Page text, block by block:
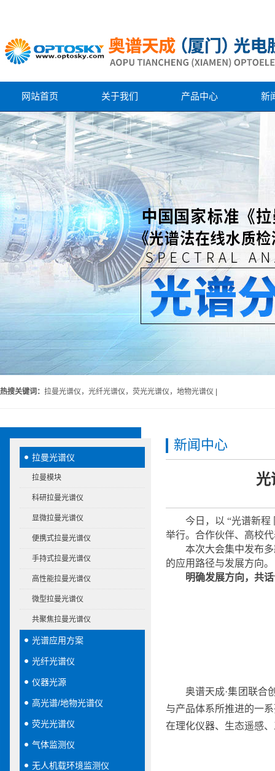
网站首页 关于我们 产品中心 新
热搜关键词： 拉曼光谱仪，光纤光谱仪，荧光光谱仪，地物光谱仪 |
拉曼光谱仪
拉曼模块
科研拉曼光谱仪
显微拉曼光谱仪
便携式拉曼光谱仪
手持式拉曼光谱仪
高性能拉曼光谱仪
微型拉曼光谱仪
共聚焦拉曼光谱仪
光谱应用方案
光纤光谱仪
仪器光源
高光谱/地物光谱仪
荧光光谱仪
气体监测仪
无人机载环境监测仪
新闻中心
光
今日，以 “光谱新
举行。合作伙伴、高校
本次大会集中发布
的应用路径与发展方向。
明确发展方向，共
奥谱天成·集团联合
与产品体系所推进的一
在理化仪器、生态遥感